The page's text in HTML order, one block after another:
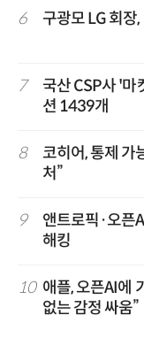
6 구광모 LG 회장
7
국산 CSP사 '
션 1439개
8
코히어, 통제 가
처”
9
앤트로픽·오픈
해킹
10 애플, 오픈AI에
없는 감정 싸움”